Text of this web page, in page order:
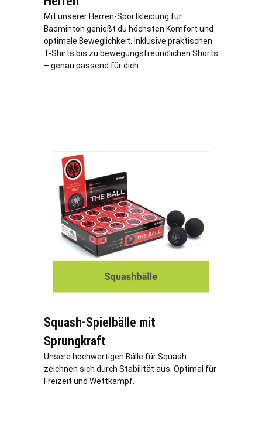
Mit unserer Herren-Sportkleidung für
Badminton genießt du höchsten Komfort und
optimale Beweglichkeit. Inklusive praktischen
T-Shirts bis zu bewegungsfreundlichen Shorts
– genau passend für dich.
Squash-Spielbälle mit
Sprungkraft
Unsere hochwertigen Bälle für Squash
zeichnen sich durch Stabilität aus. Optimal für
Freizeit und Wettkampf.